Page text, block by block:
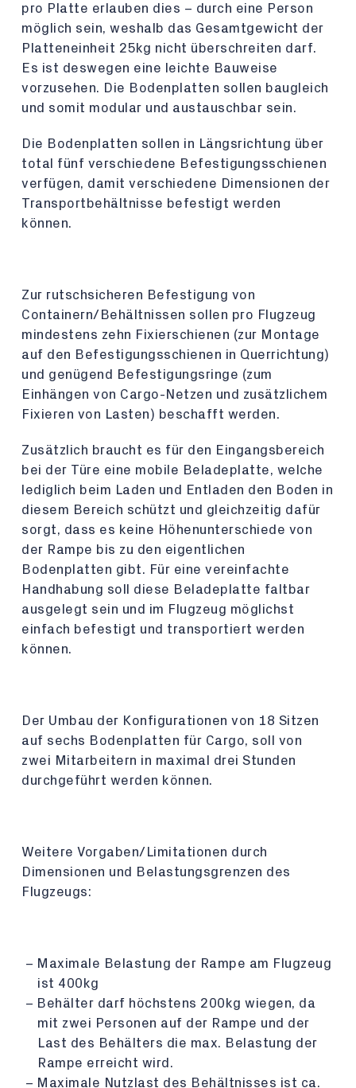
pro Platte erlauben dies – durch eine Person
möglich sein, weshalb das Gesamtgewicht der
Platteneinheit 25kg nicht überschreiten darf.
Es ist deswegen eine leichte Bauweise
vorzusehen. Die Bodenplatten sollen baugleich
und somit modular und austauschbar sein.
Die Bodenplatten sollen in Längsrichtung über
total fünf verschiedene Befestigungsschienen
verfügen, damit verschiedene Dimensionen der
Transportbehältnisse befestigt werden
können.
Zur rutschsicheren Befestigung von
Containern/Behältnissen sollen pro Flugzeug
mindestens zehn Fixierschienen (zur Montage
auf den Befestigungsschienen in Querrichtung)
und genügend Befestigungsringe (zum
Einhängen von Cargo-Netzen und zusätzlichem
Fixieren von Lasten) beschafft werden.
Zusätzlich braucht es für den Eingangsbereich
bei der Türe eine mobile Beladeplatte, welche
lediglich beim Laden und Entladen den Boden in
diesem Bereich schützt und gleichzeitig dafür
sorgt, dass es keine Höhenunterschiede von
der Rampe bis zu den eigentlichen
Bodenplatten gibt. Für eine vereinfachte
Handhabung soll diese Beladeplatte faltbar
ausgelegt sein und im Flugzeug möglichst
einfach befestigt und transportiert werden
können.
Der Umbau der Konfigurationen von 18 Sitzen
auf sechs Bodenplatten für Cargo, soll von
zwei Mitarbeitern in maximal drei Stunden
durchgeführt werden können.
Weitere Vorgaben/Limitationen durch
Dimensionen und Belastungsgrenzen des
Flugzeugs:
Maximale Belastung der Rampe am Flugzeug
ist 400kg
Behälter darf höchstens 200kg wiegen, da
mit zwei Personen auf der Rampe und der
Last des Behälters die max. Belastung der
Rampe erreicht wird.
Maximale Nutzlast des Behältnisses ist ca.